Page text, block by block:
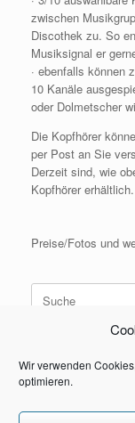
Wir verwenden
optimieren.
zwischen
Discothek zu. So
Musiksignal er
· ebenfalls können
10 Kanäle
oder Dolmetscher
Die Kopfhörer
per Post an Sie
Derzeit sind, wie
Kopfhörer erhältlich.
Preise/Fotos und
nach:
Kontakt
Impressum